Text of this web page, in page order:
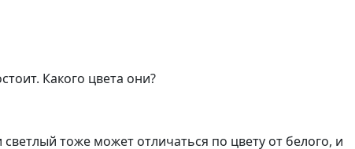
Какого цвета они?
тоже может отличаться по цвету от белого, и